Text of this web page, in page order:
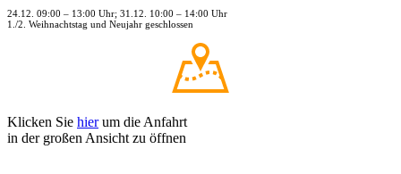
24.12. 09:00 – 13:00 Uhr; 31.12. 10:00 – 14:00 Uhr
1./2. Weihnachtstag und Neujahr geschlossen
Klicken Sie hierum die Anfahrt
in der großen Ansicht zu öffnen